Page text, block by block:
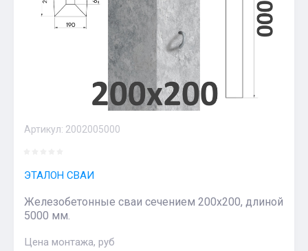
Артикул: 2002005000
ЭТАЛОН СВАИ
Железобетонные сваи сечением 200х200, длиной
5000 мм.
Цена монтажа, руб